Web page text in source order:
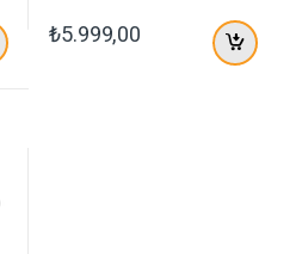
₺5.999,00